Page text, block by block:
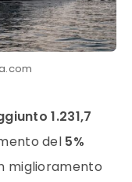
1.231,7
del 5%
miglioramento